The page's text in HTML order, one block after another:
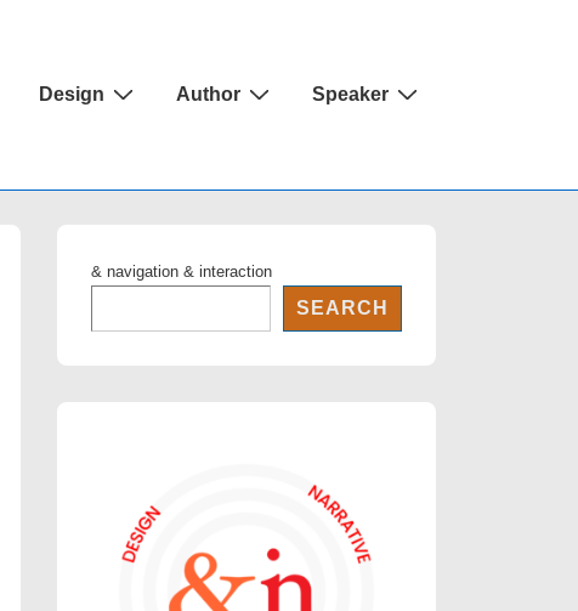
Design Author Speaker
& navigation & interaction
SEARCH